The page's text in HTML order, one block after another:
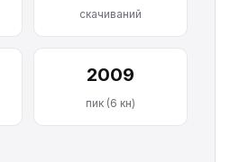
скачиваний
2009
пик (6 кн)